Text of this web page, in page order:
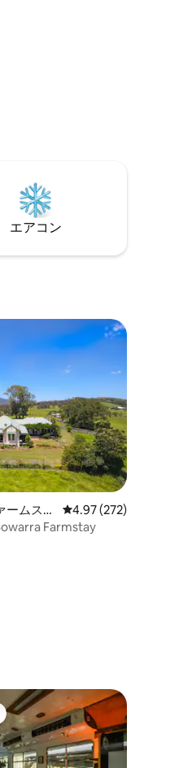
エアコン
平均評価
ムステ
レビュー272件、5つ
4.97 (272)
Farmstay
イスです。